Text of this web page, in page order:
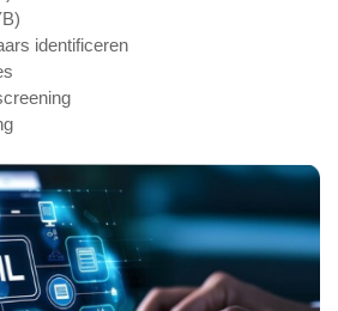
identificeren